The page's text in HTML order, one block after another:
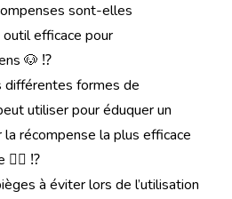
sont-elles
efficace pour
🐶 ⁉
formes de
utiliser pour éduquer un
récompense la plus efficace
⁉
à éviter lors de l’utilisation